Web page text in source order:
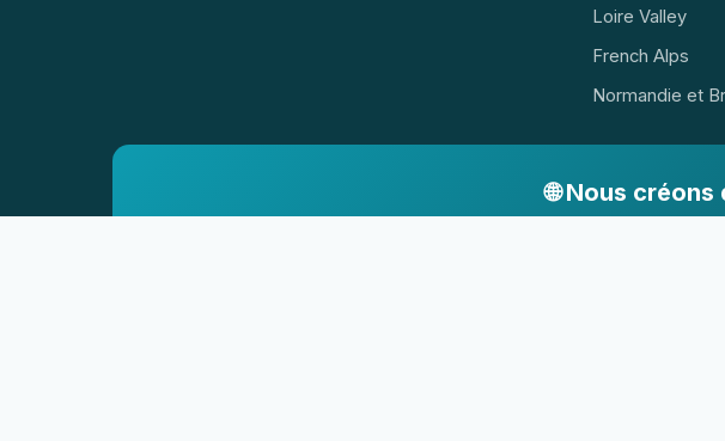
Loire Valley
French Alps
Normandie et
🌐 Nous